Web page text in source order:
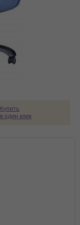
Купить
в один клик